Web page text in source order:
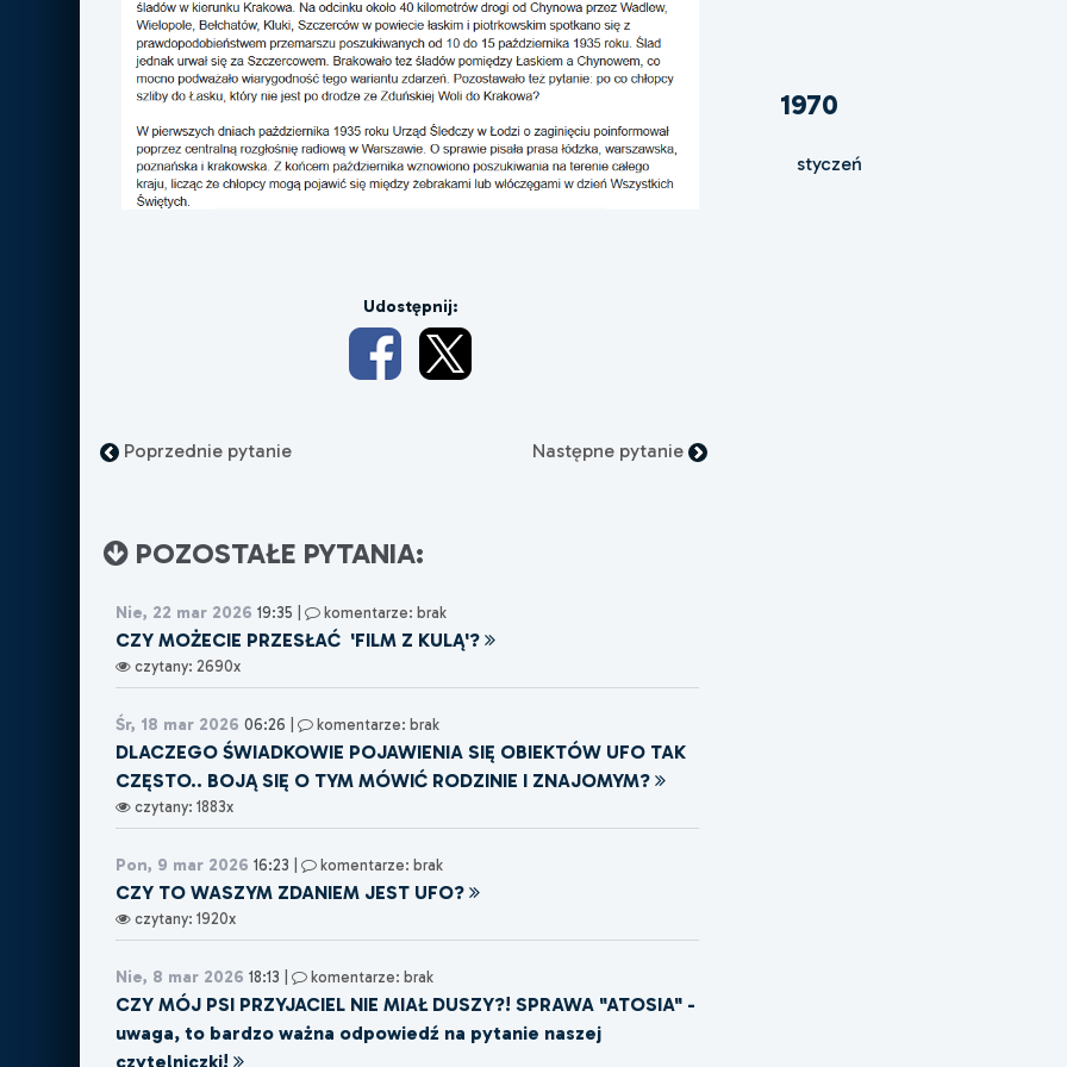
Udostępnij:
Poprzednie pytanie Następne pytanie
POZOSTAŁE PYTANIA:
Nie, 22 mar 2026 19:35 | komentarze: brak
CZY MOŻECIE PRZESŁAĆ 'FILM Z KULĄ'?
czytany: 2690x
Śr, 18 mar 2026 06:26 | komentarze: brak
DLACZEGO ŚWIADKOWIE POJAWIENIA SIĘ OBIEKTÓW UFO TAK
CZĘSTO.. BOJĄ SIĘ O TYM MÓWIĆ RODZINIE I ZNAJOMYM?
czytany: 1883x
Pon, 9 mar 2026 16:23 | komentarze: brak
CZY TO WASZYM ZDANIEM JEST UFO?
czytany: 1920x
Nie, 8 mar 2026 18:13 | komentarze: brak
CZY MÓJ PSI PRZYJACIEL NIE MIAŁ DUSZY?! SPRAWA "ATOSIA" -
uwaga, to bardzo ważna odpowiedź na pytanie naszej
czytelniczki!
1970
styczeń